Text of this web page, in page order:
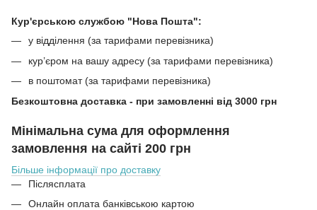
Кур'єрською службою "Нова Пошта":
у відділення (за тарифами перевізника)
кур’єром на вашу адресу (за тарифами перевізника)
в поштомат (за тарифами перевізника)
Безкоштовна доставка - при замовленні від 3000 грн
Мінімальна сума для оформлення
замовлення на сайті 200 грн
Більше інформації про доставку
Післясплата
Онлайн оплата банківською картою